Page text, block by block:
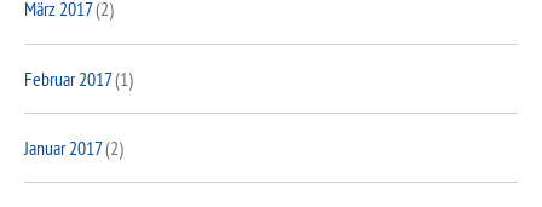
März 2017(2)
Februar 2017(1)
Januar 2017(2)